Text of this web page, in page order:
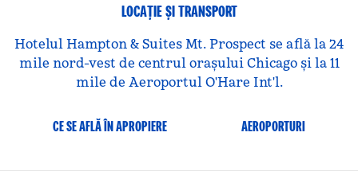
LOCAȚIE ȘI TRANSPORT
Hotelul Hampton & Suites Mt. Prospect se află la 24
mile nord-vest de centrul orașului Chicago și la 11
mile de Aeroportul O'Hare Int'l.
CE SE AFLĂ ÎN APROPIERE AEROPORTURI